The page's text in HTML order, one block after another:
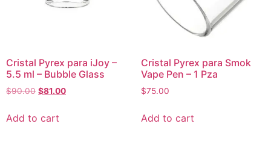
Cristal Pyrex para iJoy –
5.5 ml – Bubble Glass
$90.00 $81.00
Add to cart
Cristal Pyrex para Smok
Vape Pen – 1 Pza
$75.00
Add to cart